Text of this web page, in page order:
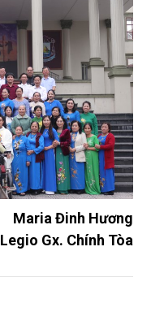
Maria Đinh Hương
Legio Gx. Chính Tòa